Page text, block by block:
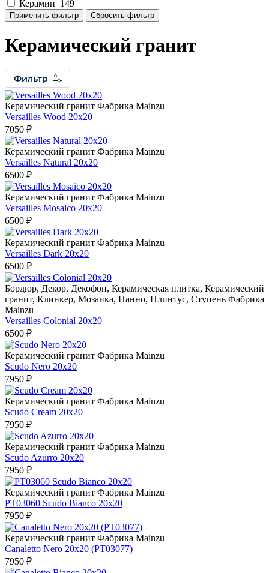
Керамин 149
Керамический гранит
Керамический гранит Фабрикa Mainzu
Versailles Wood 20х20
7050 ₽
Керамический гранит Фабрикa Mainzu
Versailles Natural 20х20
6500 ₽
Керамический гранит Фабрикa Mainzu
Versailles Mosaico 20х20
6500 ₽
Керамический гранит Фабрикa Mainzu
Versailles Dark 20х20
6500 ₽
Бордюр, Декор, Декофон, Керамическая плитка, Керамический
гранит, Клинкер, Мозаика, Панно, Плинтус, Ступень Фабрикa
Mainzu
Versailles Colonial 20х20
6500 ₽
Керамический гранит Фабрикa Mainzu
Scudo Nero 20x20
7950 ₽
Керамический гранит Фабрикa Mainzu
Scudo Cream 20x20
7950 ₽
Керамический гранит Фабрикa Mainzu
Scudo Azurro 20x20
7950 ₽
Керамический гранит Фабрикa Mainzu
PT03060 Scudo Bianco 20x20
7950 ₽
Керамический гранит Фабрикa Mainzu
Canaletto Nero 20x20 (PT03077)
7950 ₽